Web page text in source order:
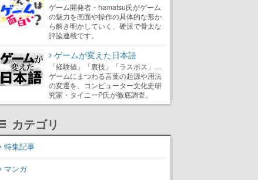
ゲーム開発者・hamatsu氏がゲーム
の魅力を画面や操作の具体的な形か
ら解き明かしていく、硬派で骨太な
評論連載です。
ゲームが変えた日本語
「経験値」「裏技」「ラスボス」…
ゲームにまつわる言葉の起源や用法
の変遷を、コンピューター文化史研
究家・タイニーP氏が徹底調査。
カテゴリ
特集記事
マンガ